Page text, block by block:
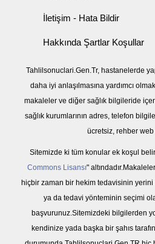
İletişim - Hata Bildir
Hakkında Şartlar Koşullar
Tahlilsonuclari.Gen.Tr, hastanelerde
daha iyi anlaşılmasına yardımcı
makaleler ve diğer sağlık bilgileride
sağlık kurumlarının adres, telefon
ücretsiz, rehber
Sitemizde ki tüm konular ek koşul
Commons Lisansı"
hiçbir zaman bir hekim tedavisinin
ya da tedavi yönteminin seçimi
başvurunuz.Sitemizdeki bilgilerden
kendinize yada başka bir şahıs